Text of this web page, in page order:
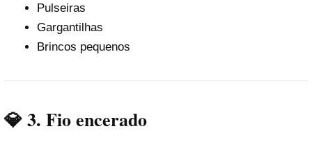
Pulseiras
Gargantilhas
Brincos pequenos
💎 3. Fio encerado